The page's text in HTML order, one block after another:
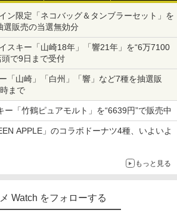
ン限定「ネコバッグ＆タンブラーセット」を
選販売の当選無効分
スキー「山崎18年」「響21年」を“6万7100
で9日まで受付
「山崎」「白州」「響」など7種を抽選販
まで
ー「竹鶴ピュアモルト」を“6639円”で販売中
APPLE」のコラボドーナツ4種、いよいよ
もっと見る
Watch をフォローする